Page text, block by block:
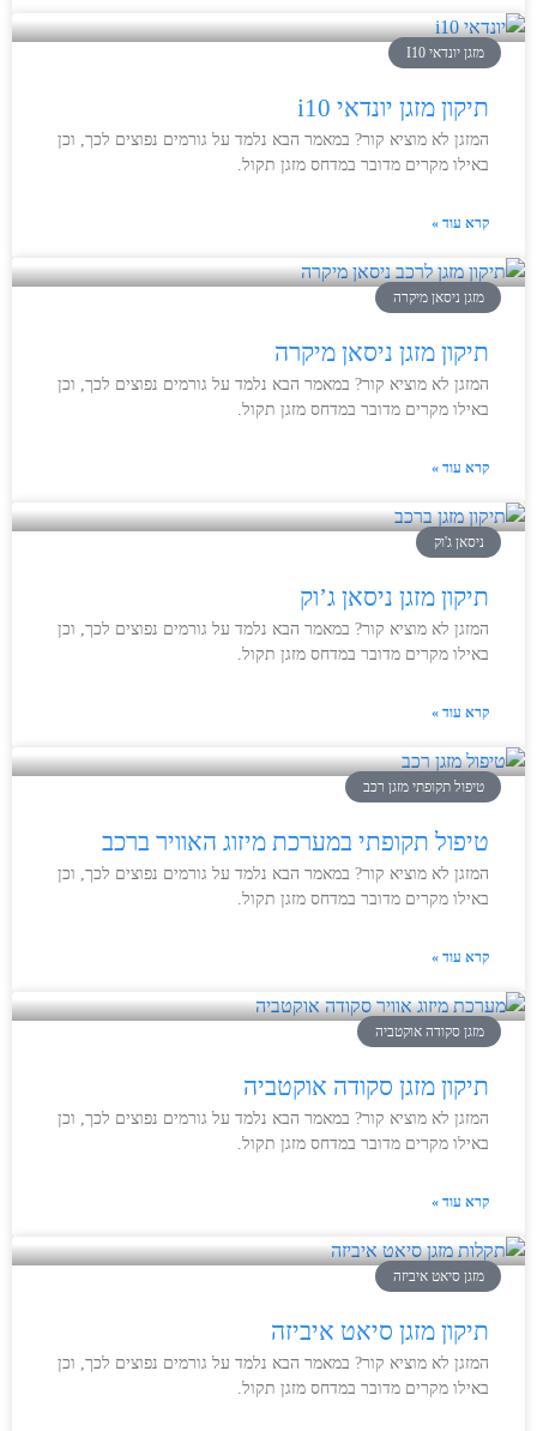
מזגן יונדאי I10
תיקון מזגן יונדאי i10
המזגן לא מוציא קור? במאמר הבא נלמד על גורמים נפוצים לכך, וכן
באילו מקרים מדובר במדחס מזגן תקול.
קרא עוד »
מזגן ניסאן מיקרה
תיקון מזגן ניסאן מיקרה
המזגן לא מוציא קור? במאמר הבא נלמד על גורמים נפוצים לכך, וכן
באילו מקרים מדובר במדחס מזגן תקול.
קרא עוד »
ניסאן ג'וק
תיקון מזגן ניסאן ג’וק
המזגן לא מוציא קור? במאמר הבא נלמד על גורמים נפוצים לכך, וכן
באילו מקרים מדובר במדחס מזגן תקול.
קרא עוד »
טיפול תקופתי מזגן רכב
טיפול תקופתי במערכת מיזוג האוויר ברכב
המזגן לא מוציא קור? במאמר הבא נלמד על גורמים נפוצים לכך, וכן
באילו מקרים מדובר במדחס מזגן תקול.
קרא עוד »
מזגן סקודה אוקטביה
תיקון מזגן סקודה אוקטביה
המזגן לא מוציא קור? במאמר הבא נלמד על גורמים נפוצים לכך, וכן
באילו מקרים מדובר במדחס מזגן תקול.
קרא עוד »
מזגן סיאט איביזה
תיקון מזגן סיאט איביזה
המזגן לא מוציא קור? במאמר הבא נלמד על גורמים נפוצים לכך, וכן
באילו מקרים מדובר במדחס מזגן תקול.